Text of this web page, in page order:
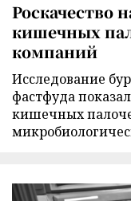
Роскачество
кишечных
компаний
Исследование
фастфуда
кишечных